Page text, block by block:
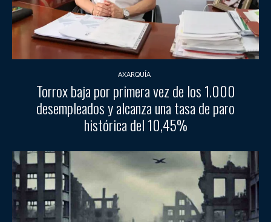
AXARQUÍA
Torrox baja por primera vez de los 1.000
desempleados y alcanza una tasa de paro
histórica del 10,45%